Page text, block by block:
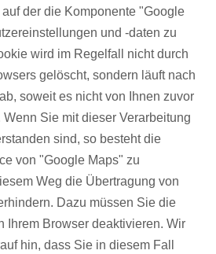
der die Komponente "Google
und -daten zu
wird im Regelfall nicht durch
gelöscht, sondern läuft nach
soweit es nicht von Ihnen zuvor
Sie mit dieser Verarbeitung
sind, so besteht die
von "Google Maps" zu
Weg die Übertragung von
Dazu müssen Sie die
Ihrem Browser deaktivieren. Wir
hin, dass Sie in diesem Fall